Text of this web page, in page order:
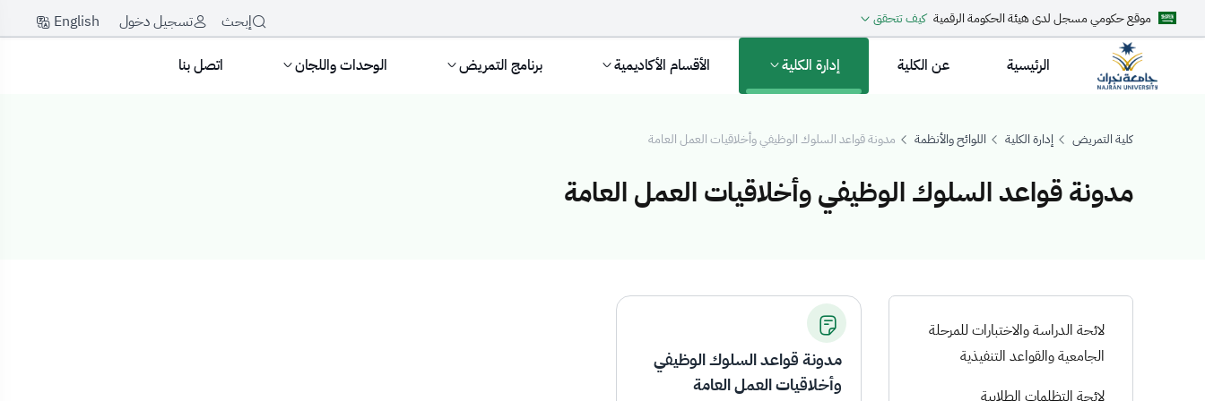
موقع حكومي مسجل لدى هيئة الحكومة الرقمية كيف تتحقق إبحث تسجيل دخول English
الرئيسية عن الكلية إدارة الكلية الأقسام الأكاديمية برنامج التمريض الوحدات واللجان اتصل بنا
كلية التمريض إدارة الكلية اللوائح والأنظمة مدونة قواعد السلوك الوظيفي وأخلاقيات العمل العامة
مدونة قواعد السلوك الوظيفي وأخلاقيات العمل العامة
مدونة قواعد السلوك الوظيفي وأخلاقيات العمل العامة
لائحة الدراسة والاختبارات للمرحلة
الجامعية والقواعد التنفيذية
لائحة التظلمات الطلابية
مدونة قواعد السلوك الوظيفي
وأخلاقيات العمل العامة